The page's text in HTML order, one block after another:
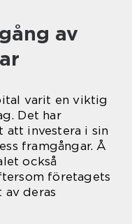
av
varit en viktig
Det har
investera i sin
framgångar. Å
också
företagets
av deras